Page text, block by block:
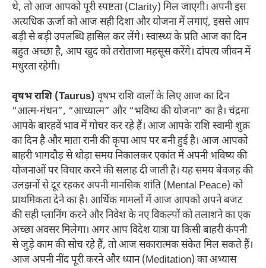
थे, तो आज आपको पूरी स्पष्टता (Clarity) मिल जाएगी। अपनी इस
अत्यधिक ऊर्जा को आज सही दिशा और योजना में लगाएं, इससे आप
बड़ी से बड़ी उपलब्धि हासिल कर लेंगे। स्वास्थ्य के प्रति आज का दिन
बहुत अच्छा है, आप खुद को तरोताजा महसूस करेंगे। दांपत्य जीवन में
मधुरता रहेगी।
वृषभ राशि (Taurus) वृषभ राशि वालों के लिए आज का दिन
“आत्म-मंथन”, “आध्यात्म” और “भविष्य की योजना” का है। चंद्रमा
आपके बारहवें भाव में गोचर कर रहे हैं। आज आपके राशि स्वामी शुक्र
का दिन है और माता रानी की कृपा आप पर बनी हुई है। आज आपको
बाहरी भागदौड़ से थोड़ा समय निकालकर एकांत में अपनी भविष्य की
योजनाओं पर विचार करने की सलाह दी जाती है। यह समय बेवजह की
उलझनों से दूर रहकर अपनी मानसिक शांति (Mental Peace) को
प्राथमिकता देने का है। आर्थिक मामलों में आज आपको अपने बजट
की सही प्लानिंग करने और निवेश के नए विकल्पों को तलाशने का एक
अच्छा अवसर मिलेगा। अगर आप विदेश यात्रा या किसी बाहरी कंपनी
से जुड़े काम की सोच रहे हैं, तो आज सकारात्मक संकेत मिल सकते हैं।
आज अपनी नींद पूरी करने और ध्यान (Meditation) का अभ्यास